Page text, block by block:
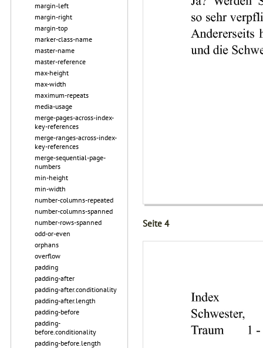
margin-left
margin-right
margin-top
marker-class-name
master-name
master-reference
max-height
max-width
maximum-repeats
media-usage
merge-pages-across-index-
key-references
merge-ranges-across-index-
key-references
merge-sequential-page-
numbers
min-height
min-width
number-columns-repeated
number-columns-spanned
number-rows-spanned
odd-or-even
orphans
overflow
padding
padding-after
padding-after.conditionality
padding-after.length
padding-before
padding-
before.conditionality
padding-before.length
Seite 4